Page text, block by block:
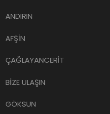
ANDIRIN
AFŞİN
ÇAĞLAYANCERİT
BİZE ULAŞIN
GÖKSUN